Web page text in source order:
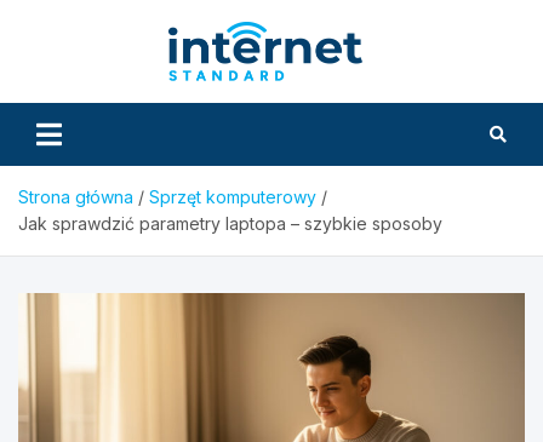
Strona główna
Sprzęt komputerowy
Jak sprawdzić parametry laptopa – szybkie sposoby